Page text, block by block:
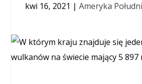
kwi 16, 2021 | Ameryka